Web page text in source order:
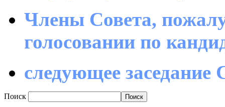
Члены Совета,
голосовании по
следующее заседание
Поиск